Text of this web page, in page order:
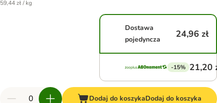
59,44 zł / kg
Dostawa
pojedyncza
24,96 zł
-15% 21,20
Dodaj do koszykaDodaj do koszyka